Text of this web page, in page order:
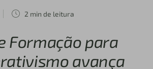
2 min de leitura
Formação para
avança